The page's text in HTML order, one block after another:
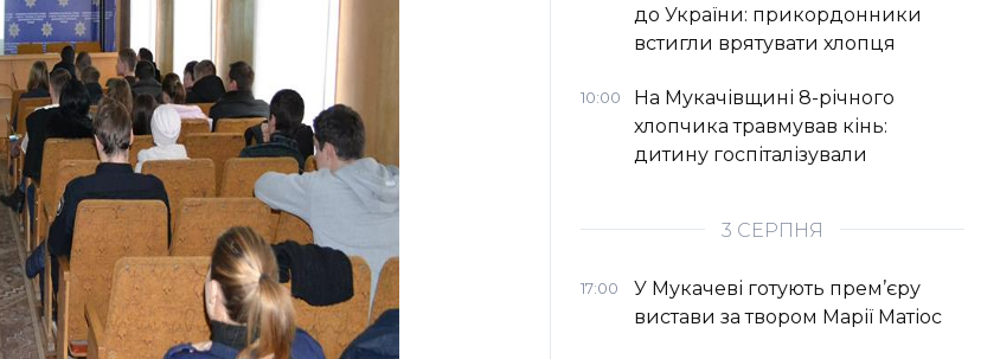
до України: прикордонники
встигли врятувати хлопця
10:00
На Мукачівщині 8-річного
хлопчика травмував кінь:
дитину госпіталізували
3 СЕРПНЯ
17:00
У Мукачеві готують прем’єру
вистави за твором Марії Матіос